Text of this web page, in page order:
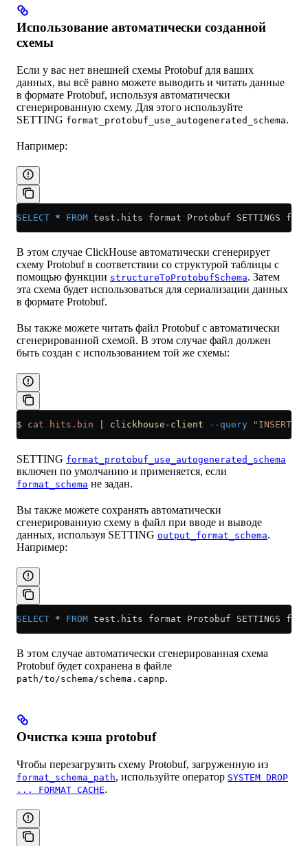
Использование автоматически созданной
схемы
Если у вас нет внешней схемы Protobuf для ваших
данных, вы всё равно можете выводить и читать данные
в формате Protobuf, используя автоматически
сгенерированную схему. Для этого используйте
SETTING format_protobuf_use_autogenerated_schema.
Например:
SELECT * FROM test . hits format Protobuf SETTINGS
В этом случае ClickHouse автоматически сгенерирует
схему Protobuf в соответствии со структурой таблицы с
помощью функции structureToProtobufSchema. Затем
эта схема будет использоваться для сериализации данных
в формате Protobuf.
Вы также можете читать файл Protobuf с автоматически
сгенерированной схемой. В этом случае файл должен
быть создан с использованием той же схемы:
$ cat hits.bin clickhouse-client --query "INSERT
SETTING format_protobuf_use_autogenerated_schema
включен по умолчанию и применяется, если
format_schema не задан.
Вы также можете сохранять автоматически
сгенерированную схему в файл при вводе и выводе
данных, используя SETTING output_format_schema.
Например:
SELECT * FROM test . hits format Protobuf SETTINGS
В этом случае автоматически сгенерированная схема
Protobuf будет сохранена в файле
path/to/schema/schema.capnp.
Очистка кэша protobuf
Чтобы перезагрузить схему Protobuf, загруженную из
format_schema_path, используйте оператор SYSTEM DROP
... FORMAT CACHE.